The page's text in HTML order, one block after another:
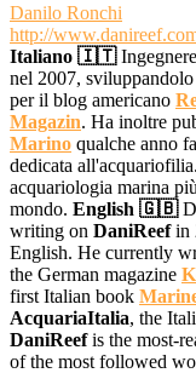
Danilo Ronchi
http://
Italiano 🇮🇹
nel 2007,
per il blog americano
Magazin. Ha inoltre
Marino qualche anno
dedicata
acquariologia marina
mondo. English 🇬🇧
writing on DaniReefin
English. He currently
the German magazine
first Italian book
AcquariaItalia, the
DaniReefis the most-
of the most followed